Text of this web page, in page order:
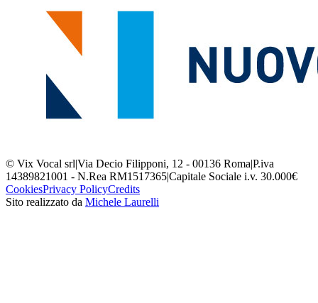
© Vix Vocal srl|Via Decio Filipponi, 12 - 00136 Roma|P.iva
14389821001 - N.Rea RM1517365|Capitale Sociale i.v. 30.000€
CookiesPrivacy PolicyCredits
Sito realizzato da Michele Laurelli